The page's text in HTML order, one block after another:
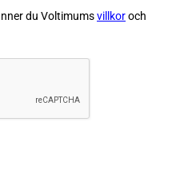
du Voltimumsvillkoroch